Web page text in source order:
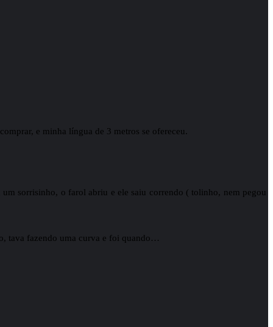
e minha língua de 3 metros se ofereceu.
sorrisinho, o farol abriu e ele saiu correndo ( tolinho, nem pegou
tava fazendo uma curva e foi quando…